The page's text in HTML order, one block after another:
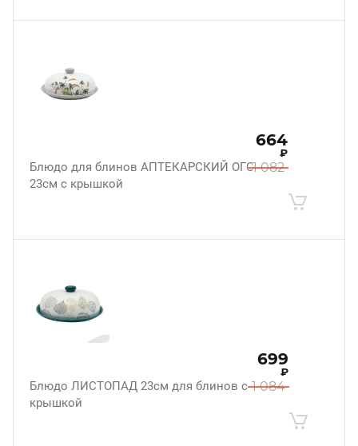
Блюдо для блинов АПТЕКАРСКИЙ ОГОРОД
23см с крышкой
1 082
664
₽
Блюдо ЛИСТОПАД 23см для блинов с
крышкой
1 084
699
₽